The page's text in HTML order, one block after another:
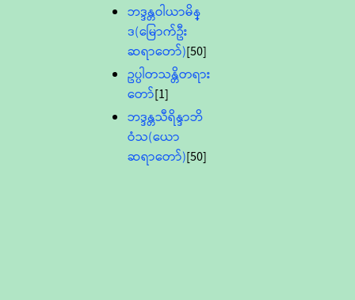
ဘဒ္ဒန္တဝါယာမိန္
ဒ(မြောက်ဦး
ဆရာတော်)[50]
ဥပ္ပါတသန္တိတရား
တော်[1]
ဘဒ္ဒန္တသီရိန္ဒာဘိ
ဝံသ(ယော
ဆရာတော်)[50]